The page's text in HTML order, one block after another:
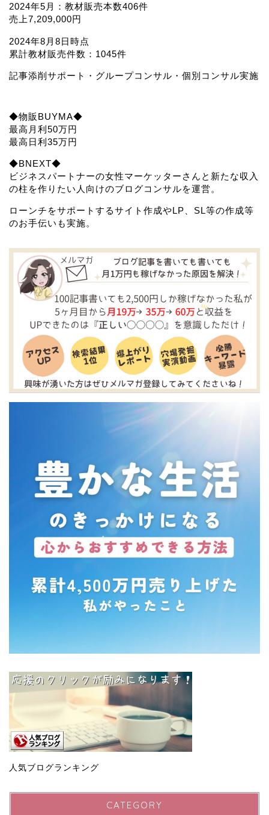
2024年5月：教材販売本数406件
売上7,209,000円
2024年8月8日時点
累計教材販売件数：1045件
記事添削サポート・グループコンサル・個別コンサル実施
◆物販BUYMA◆
最高月利50万円
最高日利35万円
◆BNEXT◆
ビジネスパートナーの女性マーケッターさんと新たな収入
の柱を作りたい人向けのブログコンサルを運営。
ローンチをサポートするサイト作成やLP、SL等の作成等
のお手伝いも実施。
人気ブログランキング
CATEGORY